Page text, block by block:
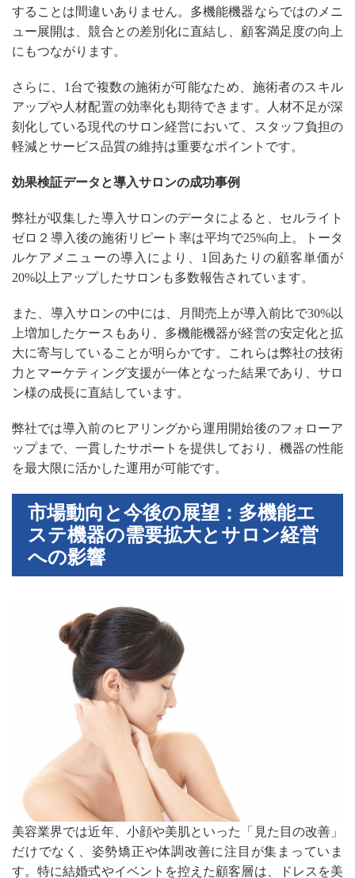
することは間違いありません。多機能機器ならではのメニ
ュー展開は、競合との差別化に直結し、顧客満足度の向上
にもつながります。
さらに、1台で複数の施術が可能なため、施術者のスキル
アップや人材配置の効率化も期待できます。人材不足が深
刻化している現代のサロン経営において、スタッフ負担の
軽減とサービス品質の維持は重要なポイントです。
効果検証データと導入サロンの成功事例
弊社が収集した導入サロンのデータによると、セルライト
ゼロ２導入後の施術リピート率は平均で25%向上。トータ
ルケアメニューの導入により、1回あたりの顧客単価が
20%以上アップしたサロンも多数報告されています。
また、導入サロンの中には、月間売上が導入前比で30%以
上増加したケースもあり、多機能機器が経営の安定化と拡
大に寄与していることが明らかです。これらは弊社の技術
力とマーケティング支援が一体となった結果であり、サロ
ン様の成長に直結しています。
弊社では導入前のヒアリングから運用開始後のフォローア
ップまで、一貫したサポートを提供しており、機器の性能
を最大限に活かした運用が可能です。
市場動向と今後の展望：多機能エ
ステ機器の需要拡大とサロン経営
への影響
美容業界では近年、小顔や美肌といった「見た目の改善」
だけでなく、姿勢矯正や体調改善に注目が集まっていま
す。特に結婚式やイベントを控えた顧客層は、ドレスを美